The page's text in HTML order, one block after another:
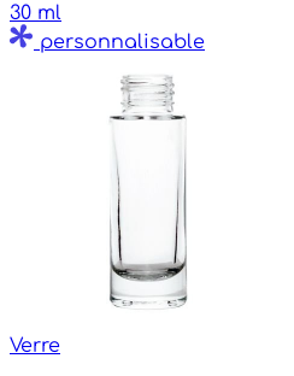
30 ml
personnalisable
Verre